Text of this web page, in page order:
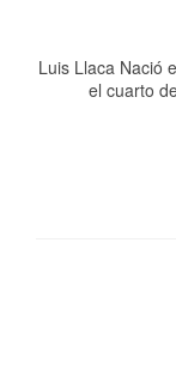
Luis Llaca Nació
el cuarto